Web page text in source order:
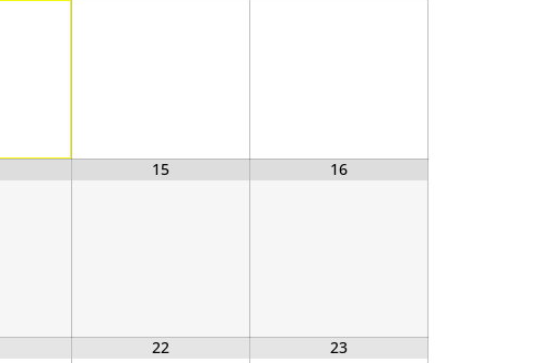
15 16
22 23